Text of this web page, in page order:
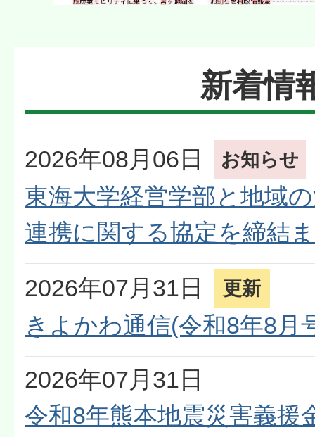
新着情
2026年08月06日 お知らせ
東海大学経営学部と地域
連携に関する協定を締結
2026年07月31日 更新
きよかわ通信(令和8年8月
2026年07月31日
令和8年熊本地震災害義援